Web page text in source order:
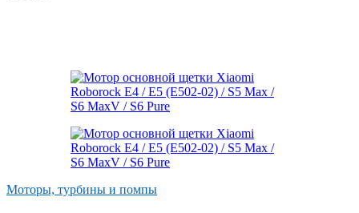
Моторы, турбины и помпы